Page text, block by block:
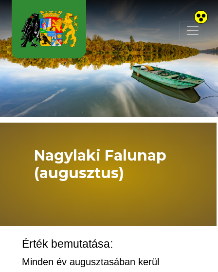
Nagylaki Falunap
(augusztus)
Érték bemutatása:
Minden év augusztasában kerül